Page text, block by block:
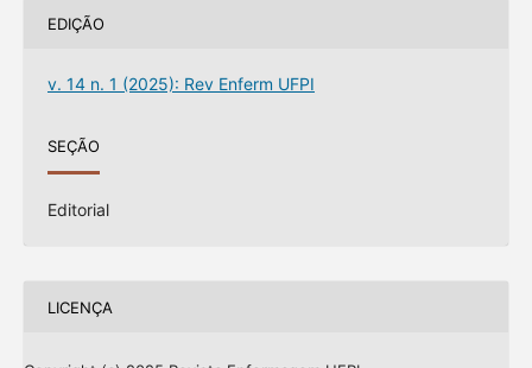
EDIÇÃO
v. 14 n. 1 (2025): Rev Enferm UFPI
SEÇÃO
Editorial
LICENÇA